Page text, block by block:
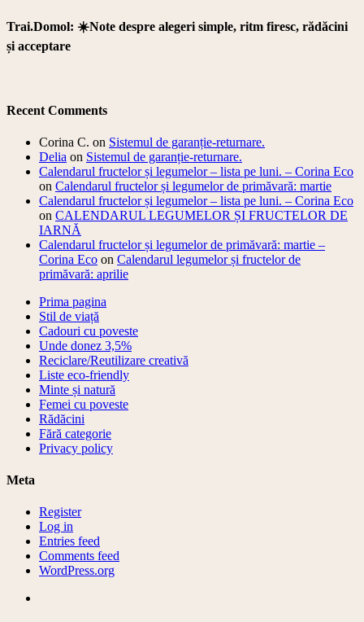
Trai.Domol: ☀️Note despre alegeri simple, ritm firesc, rădăcini
și acceptare
Recent Comments
Corina C. on Sistemul de garanție-returnare.
Delia on Sistemul de garanție-returnare.
Calendarul fructelor și legumelor – lista pe luni. – Corina Eco
on Calendarul fructelor și legumelor de primăvară: martie
Calendarul fructelor și legumelor – lista pe luni. – Corina Eco
on CALENDARUL LEGUMELOR ȘI FRUCTELOR DE
IARNĂ
Calendarul fructelor și legumelor de primăvară: martie –
Corina Eco on Calendarul legumelor și fructelor de
primăvară: aprilie
Prima pagina
Stil de viață
Cadouri cu poveste
Unde donez 3,5%
Reciclare/Reutilizare creativă
Liste eco-friendly
Minte și natură
Femei cu poveste
Rădăcini
Fără categorie
Privacy policy
Meta
Register
Log in
Entries feed
Comments feed
WordPress.org